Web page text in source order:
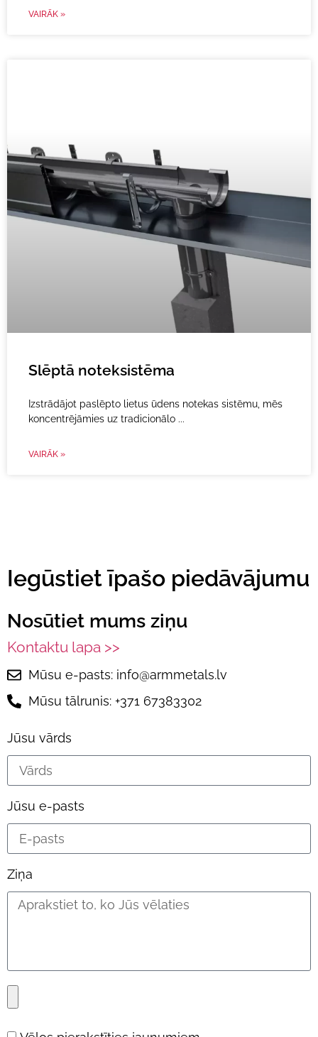
VAIRĀK »
Slēptā noteksistēma
Izstrādājot paslēpto lietus ūdens notekas sistēmu, mēs
koncentrējāmies uz tradicionālo
VAIRĀK »
Iegūstiet īpašo piedāvājumu
Nosūtiet mums ziņu
Kontaktu lapa >>
Mūsu e-pasts: info@armmetals.lv
Mūsu tālrunis: +371 67383302
Jūsu vārds
Jūsu e-pasts
Ziņa